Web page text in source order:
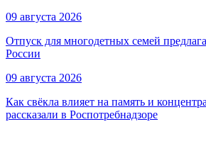
09 августа 2026
Отпуск для многодетных семей
России
09 августа 2026
Как свёкла влияет на память и
рассказали в Роспотребнадзоре